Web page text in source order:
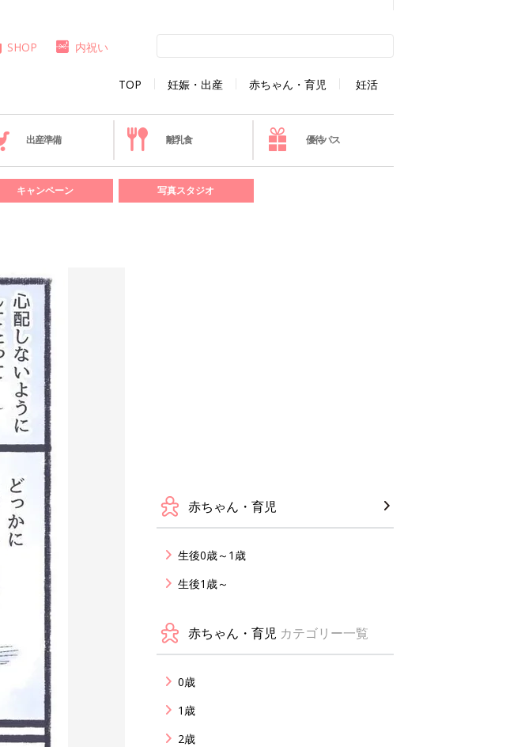
TOP 妊娠・出産 赤ちゃん・育児 妊活
SHOP 内祝い
出産準備 離乳食 優待パス
キャンペーン 写真スタジオ
赤ちゃん・育児
生後0歳～1歳
生後1歳～
赤ちゃん・育児 カテゴリー一覧
0歳
1歳
2歳